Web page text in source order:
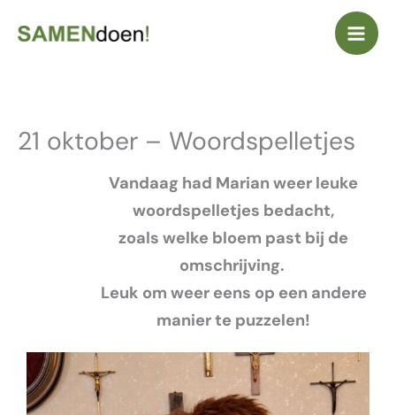
naar
21 oktober – Woordspelletjes
Vandaag had Marian weer leuke
woordspelletjes bedacht,
zoals welke bloem past bij de
omschrijving.
Leuk om weer eens op een andere
manier te puzzelen!